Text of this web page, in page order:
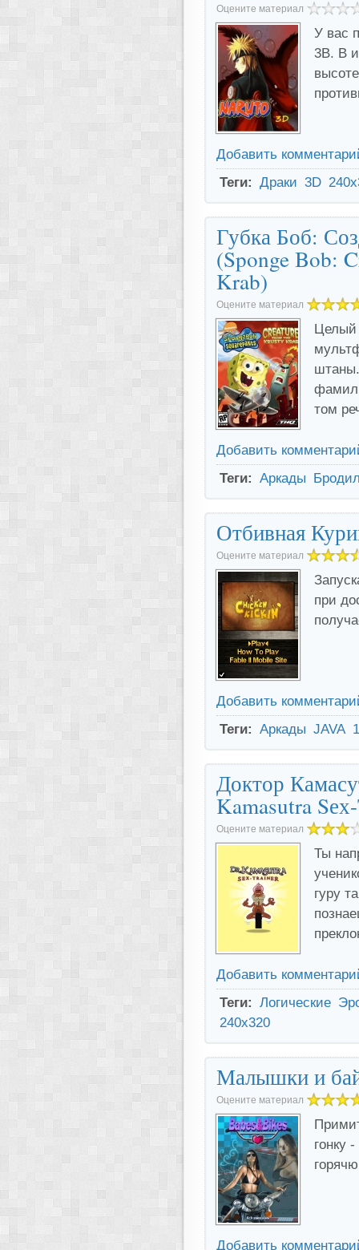
Оцените материал
У вас
3В. В
Добавить
Теги: Драки 3D
Губка Боб:
(Sponge Bob:
Krab)
Оцените материал
Целый
штаны.
том
Добавить
Теги: Аркады
Отбивная
Оцените материал
при
Добавить
Теги: Аркады JAVA
Доктор
Kamasutra
Оцените материал
Ты
гуру
Добавить
Теги: Логические
240x320
Малышки и
Оцените материал
гонку
Добавить